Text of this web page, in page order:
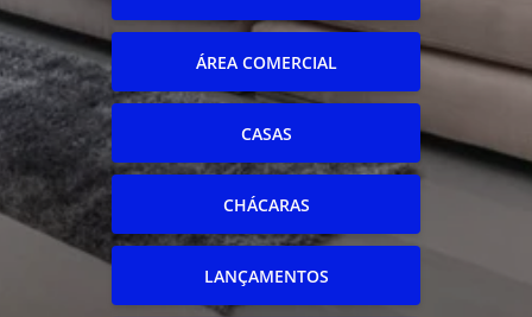
ÁREA COMERCIAL
CASAS
CHÁCARAS
LANÇAMENTOS